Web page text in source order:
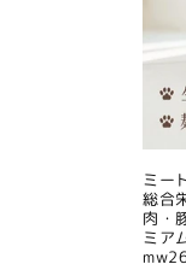
ミー
総合
肉・
ミア